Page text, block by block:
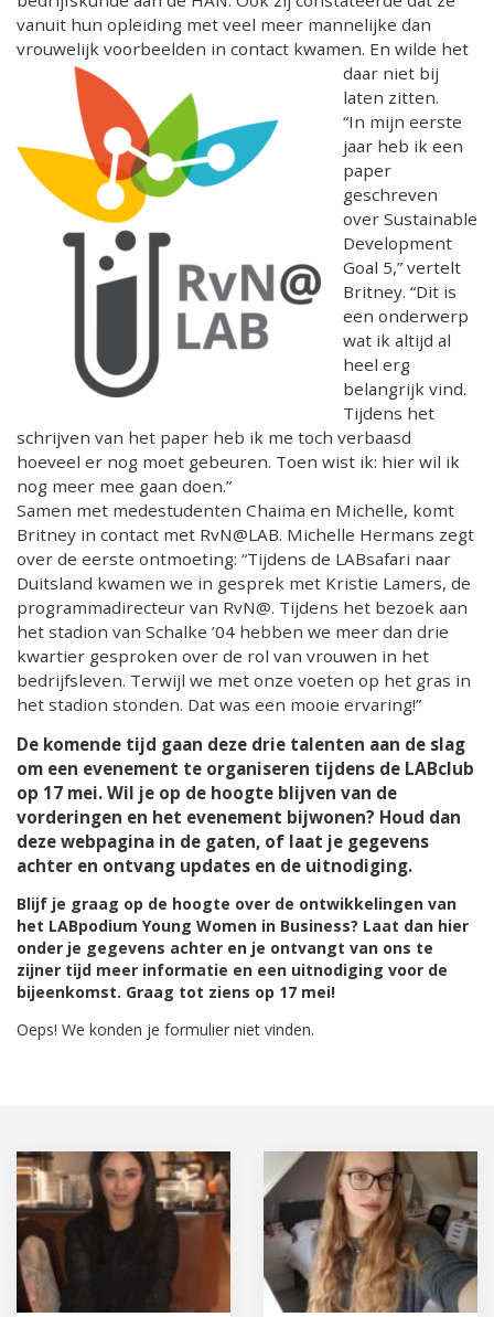
vanuit hun opleiding met veel meer mannelijke dan
vrouwelijk voorbeelden in contact kwamen. En wilde het
daar niet bij
laten zitten.
“In mijn eerste
jaar heb ik een
paper
geschreven
over Sustainable
Development
Goal 5,” vertelt
Britney. “Dit is
een onderwerp
wat ik altijd al
heel erg
belangrijk vind.
Tijdens het
schrijven van het paper heb ik me toch verbaasd
hoeveel er nog moet gebeuren. Toen wist ik: hier wil ik
nog meer mee gaan doen.”
Samen met medestudenten Chaima en Michelle, komt
Britney in contact met RvN@LAB. Michelle Hermans zegt
over de eerste ontmoeting: “Tijdens de LABsafari naar
Duitsland kwamen we in gesprek met Kristie Lamers, de
programmadirecteur van RvN@. Tijdens het bezoek aan
het stadion van Schalke ’04 hebben we meer dan drie
kwartier gesproken over de rol van vrouwen in het
bedrijfsleven. Terwijl we met onze voeten op het gras in
het stadion stonden. Dat was een mooie ervaring!”
De komende tijd gaan deze drie talenten aan de slag
om een evenement te organiseren tijdens de LABclub
op 17 mei. Wil je op de hoogte blijven van de
vorderingen en het evenement bijwonen? Houd dan
deze webpagina in de gaten, of laat je gegevens
achter en ontvang updates en de uitnodiging.
Blijf je graag op de hoogte over de ontwikkelingen van
het LABpodium Young Women in Business? Laat dan hier
onder je gegevens achter en je ontvangt van ons te
zijner tijd meer informatie en een uitnodiging voor de
bijeenkomst. Graag tot ziens op 17 mei!
Oeps! We konden je formulier niet vinden.